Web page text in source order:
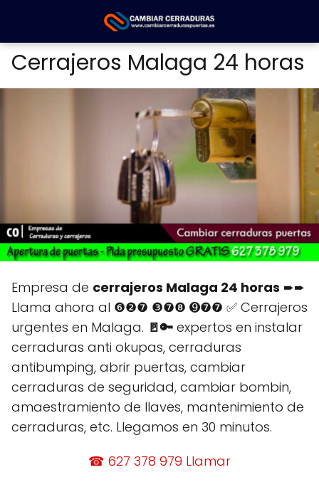
Cerrajeros Malaga 24 horas
Empresa de cerrajeros Malaga 24 horas ➨➨
Llama ahora al ❻❷❼ ❸❼❽ ➒❼❼ ✅ Cerrajeros
urgentes en Malaga. 🚪🔑 expertos en instalar
cerraduras anti okupas, cerraduras
antibumping, abrir puertas, cambiar
cerraduras de seguridad, cambiar bombin,
amaestramiento de llaves, mantenimiento de
cerraduras, etc. Llegamos en 30 minutos.
☎ 627 378 979 Llamar